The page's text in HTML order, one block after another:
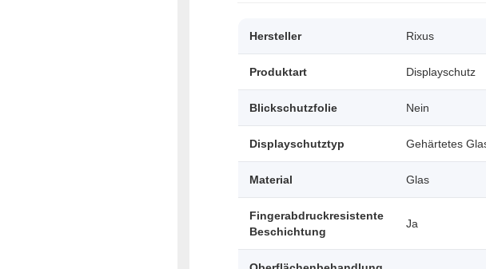
Hersteller Rixus
Produktart Displayschutz
Blickschutzfolie Nein
Displayschutztyp Gehärtetes
Material Glas
Fingerabdruckresistente
Beschichtung
Ja